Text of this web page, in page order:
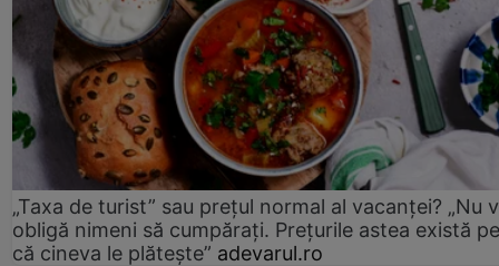
„Taxa de turist” sau prețul normal al vacanței? „Nu
obligă nimeni să cumpărați. Prețurile astea există
că cineva le plătește” adevarul.ro